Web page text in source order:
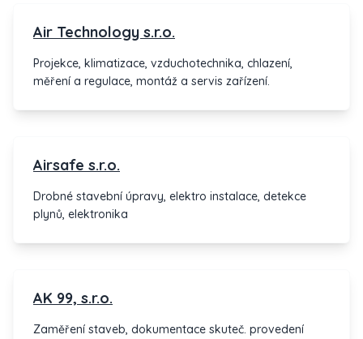
Air Technology s.r.o.
Projekce, klimatizace, vzduchotechnika, chlazení,
měření a regulace, montáž a servis zařízení.
Airsafe s.r.o.
Drobné stavební úpravy, elektro instalace, detekce
plynů, elektronika
AK 99, s.r.o.
Zaměření staveb, dokumentace skuteč. provedení